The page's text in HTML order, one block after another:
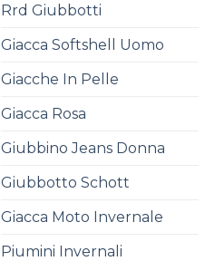
Rrd Giubbotti
Giacca Softshell Uomo
Giacche In Pelle
Giacca Rosa
Giubbino Jeans Donna
Giubbotto Schott
Giacca Moto Invernale
Piumini Invernali